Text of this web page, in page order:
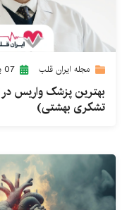
مجله ایران قلب 07 بهمن 1403
بهترین پزشک واریس در
تشکری بهشتی)